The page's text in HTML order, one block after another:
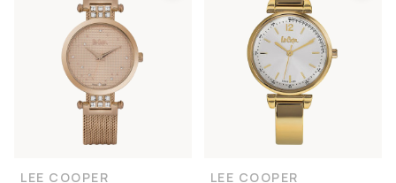
LEE COOPER LEE COOPER